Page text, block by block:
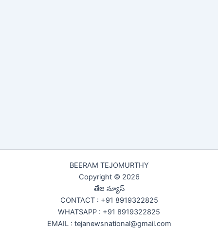
BEERAM TEJOMURTHY
Copyright © 2026
తేజ న్యూస్
CONTACT : +91 8919322825
WHATSAPP : +91 8919322825
EMAIL : tejanewsnational@gmail.com